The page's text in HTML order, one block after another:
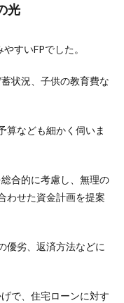
光
すいFPでした。
状況、子供の教育費な
算なども細かく伺いま
合的に考慮し、無理の
わせた資金計画を提案
優劣、返済方法などに
で、住宅ローンに対す